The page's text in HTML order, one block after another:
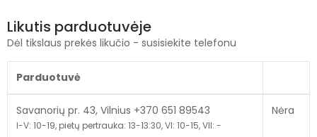
Likutis parduotuvėje
Dėl tikslaus prekės likučio - susisiekite telefonu
Parduotuvė
Savanorių pr. 43, Vilnius +370 651 89543
I-V: 10-19, pietų pertrauka: 13-13:30, VI: 10-15, VII: -
Nėra